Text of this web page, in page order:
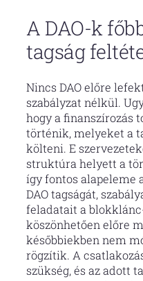
A DAO-k
tagság
Nincs DAO előre
szabályzat nélkül.
hogy a finanszírozás
történik, melyeket a
költeni. E
struktúra helyett a
így fontos alapeleme
DAO tagságát,
feladatait a
köszönhetően előre
későbbiekben nem
rögzítik. A
szükség, és az adott